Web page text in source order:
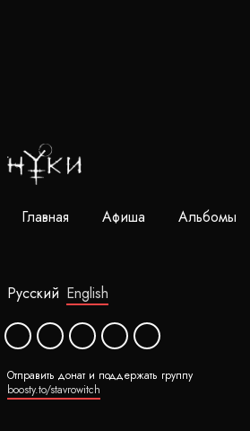
Главная Афиша Альбомы
Русский English
Отправить донат и поддержать группу
boosty.to/stavrowitch